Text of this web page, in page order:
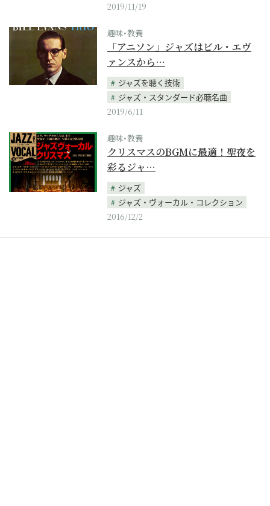
2019/11/19
趣味･教養
「アニソン」ジャズはビル・エヴ
ァンスから…
ジャズを聴く技術
ジャズ・スタンダード必聴名曲
2019/6/11
趣味･教養
クリスマスのBGMに最適！聖夜を
彩るジャ…
ジャズ
ジャズ・ヴォーカル・コレクション
2016/12/2